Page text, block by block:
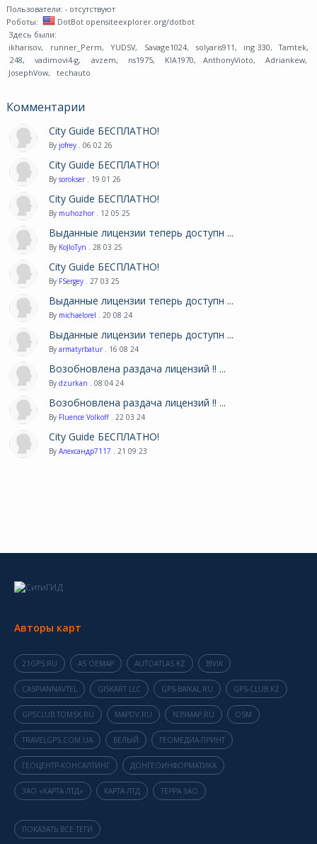
Пользователи: - отсутствуют
Роботы:
DotBot opensiteexplorer.org/dotbot
Здесь были:
ikharisov, runner_Perm, YUDSV, Savage1024, solyaris911 , ing 330, Tamtek,
248, vadimovi4-g, avzem, ns1975, KIA1970, AnthonyVioto, Adriankew,
JosephVow, techauto
Комментарии
City Guide БЕСПЛАТНО!
By jofrey . 06 02 26
City Guide БЕСПЛАТНО!
By sorokser . 19 01 26
City Guide БЕСПЛАТНО!
By muhozhor . 12 05 25
Выданные лицензии теперь доступн ...
By KoJIoTyn . 28 03 25
City Guide БЕСПЛАТНО!
By FSergey . 27 03 25
Выданные лицензии теперь доступн ...
By michaelorel . 20 08 24
Выданные лицензии теперь доступн ...
By armatyrbatur . 16 08 24
Возобновлена раздача лицензий !! ...
By dzurkan . 08 04 24
Возобновлена раздача лицензий !! ...
By Fluence Volkoff . 22 03 24
City Guide БЕСПЛАТНО!
By Александр7117 . 21 09 23
Авторы карт
21GPS.RU AS OEMAP AUTOATLAS.KZ BIVIK
CASPIANNAVTEL GISKART LLC GPS-BAIKAL.RU GPS-CLUB.KZ
GPSCLUB.TOMSK.RU MAPDV.RU N39MAP.RU OSM
TRAVELGPS.COM.UA БЕЛЫЙ ГЕОМЕДИА-ПРИНТ
ГЕОЦЕНТР-КОНСАЛТИНГ ДОНГЕОИНФОРМАТИКА
ЗАО «КАРТА ЛТД» КАРТА ЛТД ТЕРРА ЗАО
ПОКАЗАТЬ ВСЕ ТЕГИ